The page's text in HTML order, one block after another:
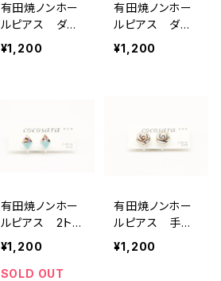
有田焼ノンホー
ルピアス ダイ
ヤ（水色）
¥1,200
有田焼ノンホー
ルピアス ダイ
ヤ（ピンク）
¥1,200
有田焼ノンホー
ルピアス 2トー
ンカモフラ水色
ダイヤ
¥1,200
SOLD OUT
有田焼ノンホー
ルピアス 手描
き風バラ 白
¥1,200